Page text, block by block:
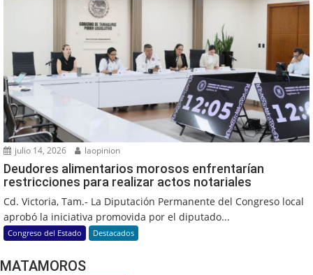
julio 14, 2026 laopinion
Deudores alimentarios morosos enfrentarían
restricciones para realizar actos notariales
Cd. Victoria, Tam.- La Diputación Permanente del Congreso local
aprobó la iniciativa promovida por el diputado...
Congreso del Estado Destacados
MATAMOROS